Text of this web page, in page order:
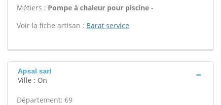
Métiers : Pompe à chaleur pour piscine -
Voir la fiche artisan : Barat service
Apsal sarl
Ville : On
Département: 69